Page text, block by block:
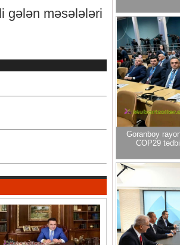
gələn məsələləri
Goranboy
COP29